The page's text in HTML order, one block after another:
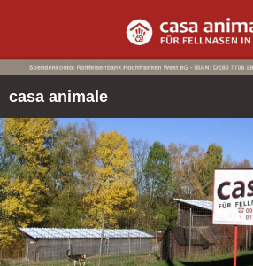
casa animale
INHALT
SPRINGEN